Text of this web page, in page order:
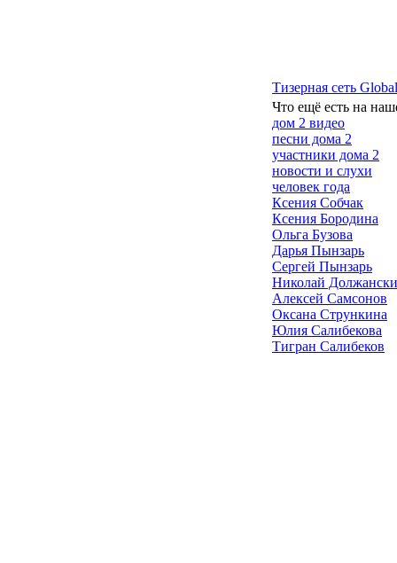
Тизерная сеть
Что ещё есть на
дом 2 видео
песни дома 2
участники дома 2
новости и слухи
человек года
Ксения Собчак
Ксения Бородина
Ольга Бузова
Дарья Пынзарь
Сергей Пынзарь
Николай
Алексей Самсонов
Оксана Стрункина
Юлия Салибекова
Тигран Салибеков